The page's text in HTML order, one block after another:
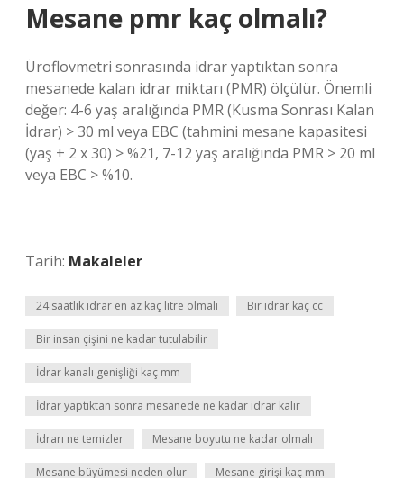
Mesane pmr kaç olmalı?
Üroflovmetri sonrasında idrar yaptıktan sonra
mesanede kalan idrar miktarı (PMR) ölçülür. Önemli
değer: 4-6 yaş aralığında PMR (Kusma Sonrası Kalan
İdrar) > 30 ml veya EBC (tahmini mesane kapasitesi
(yaş + 2 x 30) > %21, 7-12 yaş aralığında PMR > 20 ml
veya EBC > %10.
Tarih: Makaleler
24 saatlik idrar en az kaç litre olmalı Bir idrar kaç cc
Bir insan çişini ne kadar tutulabilir
İdrar kanalı genişliği kaç mm
İdrar yaptıktan sonra mesanede ne kadar idrar kalır
İdrarı ne temizler Mesane boyutu ne kadar olmalı
Mesane büyümesi neden olur Mesane girişi kaç mm